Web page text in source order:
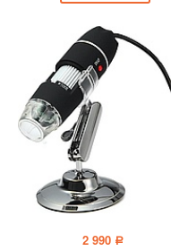
2 990 a